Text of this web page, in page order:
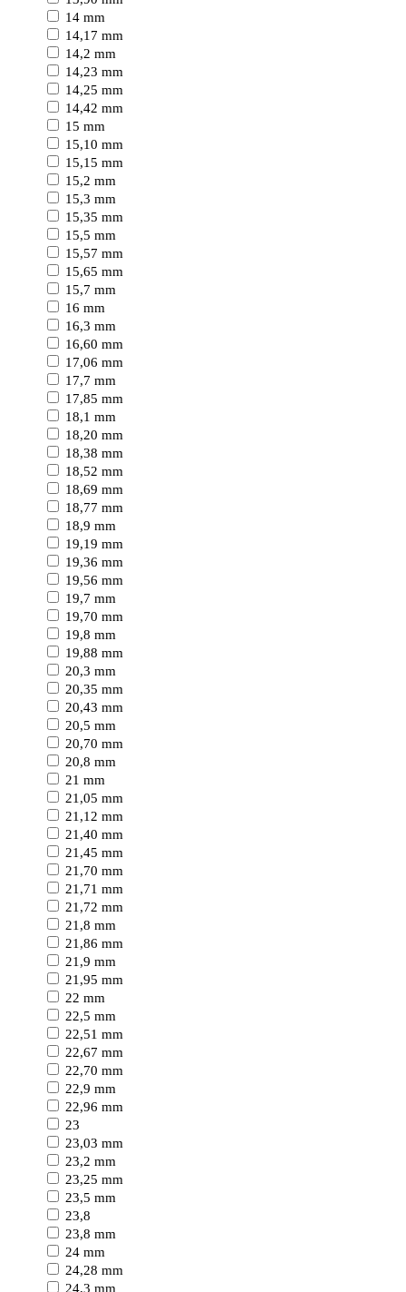
14 mm
14,17 mm
14,2 mm
14,23 mm
14,25 mm
14,42 mm
15 mm
15,10 mm
15,15 mm
15,2 mm
15,3 mm
15,35 mm
15,5 mm
15,57 mm
15,65 mm
15,7 mm
16 mm
16,3 mm
16,60 mm
17,06 mm
17,7 mm
17,85 mm
18,1 mm
18,20 mm
18,38 mm
18,52 mm
18,69 mm
18,77 mm
18,9 mm
19,19 mm
19,36 mm
19,56 mm
19,7 mm
19,70 mm
19,8 mm
19,88 mm
20,3 mm
20,35 mm
20,43 mm
20,5 mm
20,70 mm
20,8 mm
21 mm
21,05 mm
21,12 mm
21,40 mm
21,45 mm
21,70 mm
21,71 mm
21,72 mm
21,8 mm
21,86 mm
21,9 mm
21,95 mm
22 mm
22,5 mm
22,51 mm
22,67 mm
22,70 mm
22,9 mm
22,96 mm
23
23,03 mm
23,2 mm
23,25 mm
23,5 mm
23,8
23,8 mm
24 mm
24,28 mm
24,3 mm